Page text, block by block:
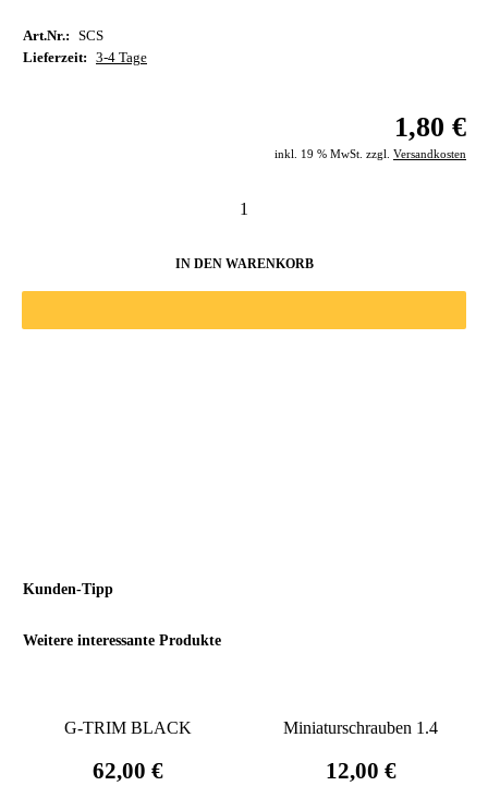
Art.Nr.:
SCS
Lieferzeit:
3-4 Tage
1,80 €
inkl. 19 % MwSt. zzgl. Versandkosten
IN DEN WARENKORB
Kunden-Tipp
Weitere interessante Produkte
G-TRIM BLACK
62,00 €
Miniaturschrauben 1.4
12,00 €